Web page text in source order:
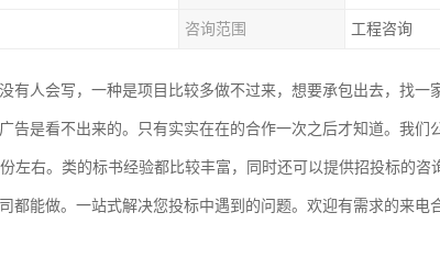
咨询范围 工程咨询
有人会写，一种是项目比较多做不过来，想要承包出去，找一
告是看不出来的。只有实实在在的合作一次之后才知道。我们
左右。类的标书经验都比较丰富，同时还可以提供招投标的咨
都能做。一站式解决您投标中遇到的问题。欢迎有需求的来电